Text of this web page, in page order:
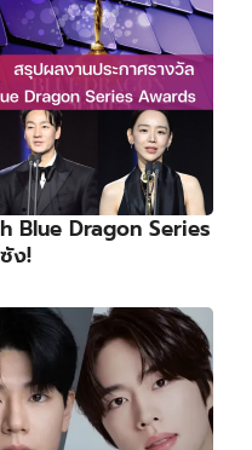
Blue Dragon Series
ง!